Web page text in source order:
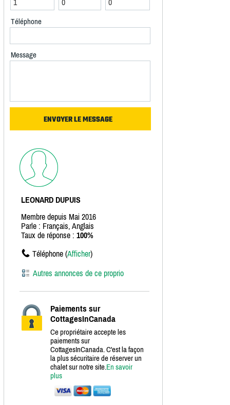
Téléphone
Message
LEONARD DUPUIS
Membre depuis Mai 2016
Parle : Français, Anglais
Taux de réponse : 100%
Téléphone (Afficher)
Autres annonces de ce proprio
Paiements sur
CottagesInCanada
Ce propriétaire accepte les
paiements sur
CottagesInCanada. C'est la façon
la plus sécuritaire de réserver un
chalet sur notre site.En savoir
plus